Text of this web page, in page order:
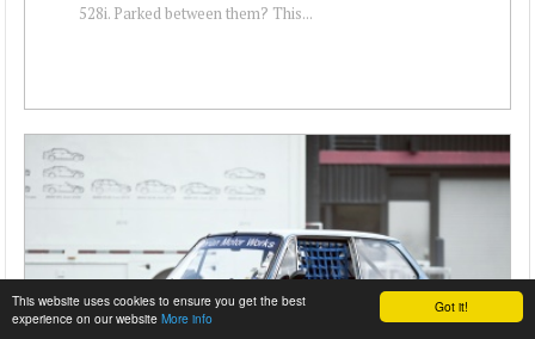
Got it!
This website uses cookies to ensure you get the best
experience on our website More info
528i. Parked between them? This...